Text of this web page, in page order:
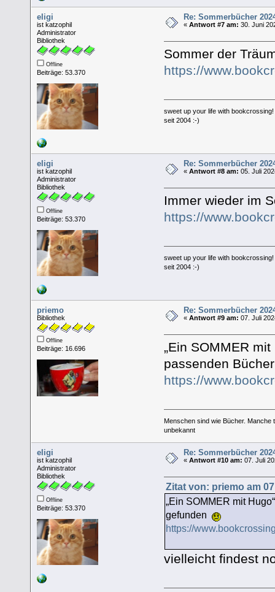
eligi
ist katzophil
Administrator
Bibliothek
Offline
Beiträge: 53.370
Re: Sommerbücher
«Antwort #7 am: 30. Juni
Sommer der
https://
sweet up your life with bookcrossing!
seit 2004 :-)
eligi
ist katzophil
Administrator
Bibliothek
Offline
Beiträge: 53.370
Re: Sommerbücher
«Antwort #8 am: 05. Juli
Immer wieder im
https://
sweet up your life with bookcrossing!
seit 2004 :-)
priemo
Bibliothek
Offline
Beiträge: 16.696
Re: Sommerbücher
«Antwort #9 am: 07. Juli
„Ein SOMMER
passenden
https://
Menschen sind wie Bücher. Manche
unbekannt
eligi
ist katzophil
Administrator
Bibliothek
Offline
Beiträge: 53.370
Re: Sommerbücher
«Antwort #10 am: 07. Juli
Zitat von: priemo am
„Ein SOMMER mit
gefunden
https://
vielleicht findest